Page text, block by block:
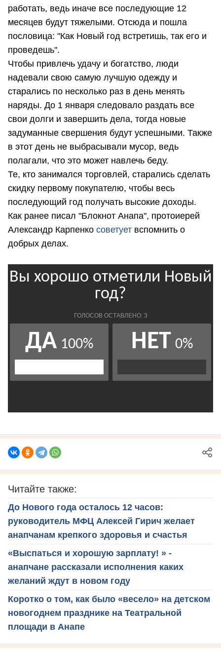
работать, ведь иначе все последующие 12
месяцев будут тяжелыми. Отсюда и пошла
пословица: "Как Новый год встретишь, так его и
проведешь".
Чтобы привлечь удачу и богатство, люди
надевали свою самую лучшую одежду и
старались по несколько раз в день менять
наряды. До 1 января следовало раздать все
свои долги и завершить дела, тогда новые
задуманные свершения будут успешными. Также
в этот день не выбрасывали мусор, ведь
полагали, что это может навлечь беду.
Те, кто занимался торговлей, старались сделать
скидку первому покупателю, чтобы весь
последующий год получать высокие доходы.
Как ранее писал "Блокнот Анапа", протоиерей
Александр Карпенко советует вспомнить о
добрых делах.
Читайте также:
До Нового года осталось 12 часов:
руководитель МФЦ Алексей Гирич желает
анапчанам крепкого здоровья и счастья
«Выспаться и хорошую зарплату! » -
анапчане рассказали исполнения каких
желаний ждут в новом году
Коротко о том, как было «весело» на детском
новогоднем празднике на Театральной
площади в Анапе